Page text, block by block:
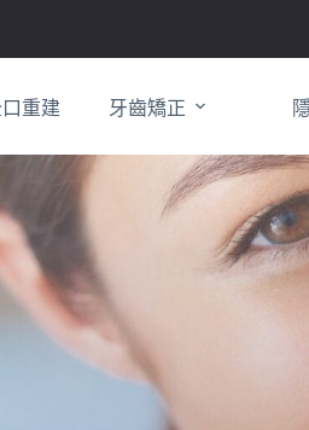
重建 牙齒矯正